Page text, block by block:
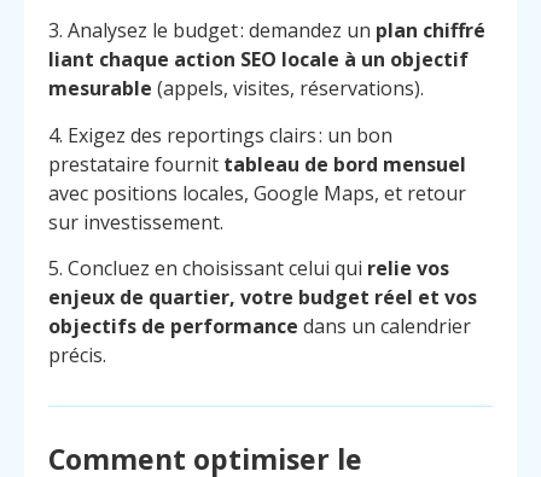
3. Analysez le budget : demandez un plan chiffré
liant chaque action SEO locale à un objectif
mesurable (appels, visites, réservations).
4. Exigez des reportings clairs : un bon
prestataire fournit tableau de bord mensuel
avec positions locales, Google Maps, et retour
sur investissement.
5. Concluez en choisissant celui qui relie vos
enjeux de quartier, votre budget réel et vos
objectifs de performance dans un calendrier
précis.
Comment optimiser le